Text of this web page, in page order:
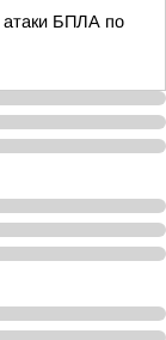
атаки БПЛА по